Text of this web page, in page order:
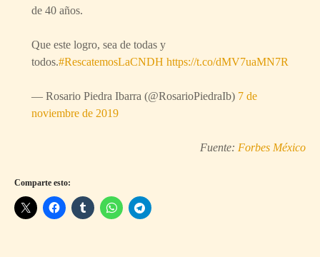
de 40 años.
Que este logro, sea de todas y
todos.#RescatemosLaCNDH https://t.co/dMV7uaMN7R
— Rosario Piedra Ibarra (@RosarioPiedraIb) 7 de
noviembre de 2019
Fuente: Forbes México
Comparte esto: